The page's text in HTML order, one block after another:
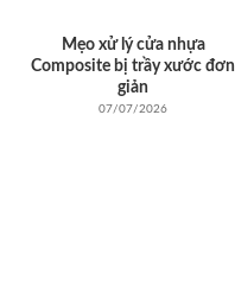
Mẹo xử lý cửa nhựa
Composite bị trầy xước đơn
giản
07/07/2026